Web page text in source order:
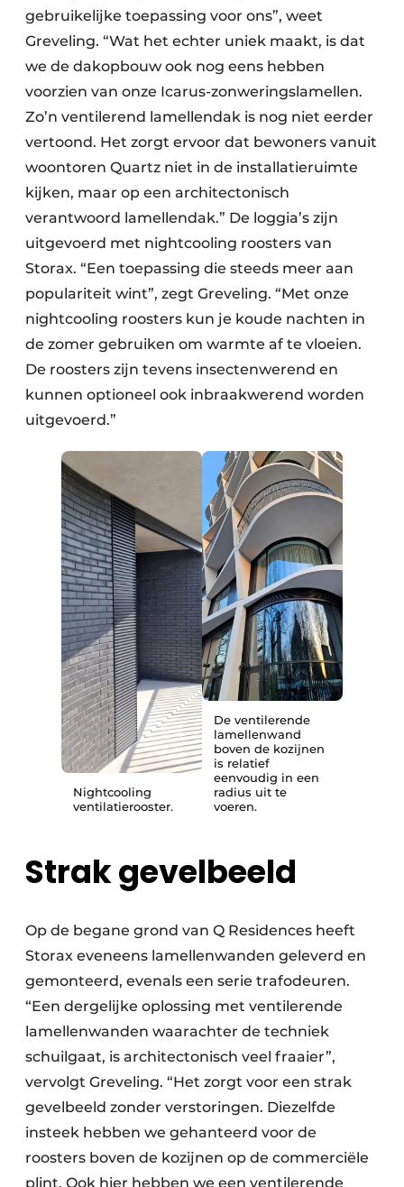
gebruikelijke toepassing voor ons”, weet
Greveling. “Wat het echter uniek maakt, is dat
we de dakopbouw ook nog eens hebben
voorzien van onze Icarus-zonweringslamellen.
Zo’n ventilerend lamellendak is nog niet eerder
vertoond. Het zorgt ervoor dat bewoners vanuit
woontoren Quartz niet in de installatieruimte
kijken, maar op een architectonisch
verantwoord lamellendak.” De loggia’s zijn
uitgevoerd met nightcooling roosters van
Storax. “Een toepassing die steeds meer aan
populariteit wint”, zegt Greveling. “Met onze
nightcooling roosters kun je koude nachten in
de zomer gebruiken om warmte af te vloeien.
De roosters zijn tevens insectenwerend en
kunnen optioneel ook inbraakwerend worden
uitgevoerd.”
Nightcooling
ventilatierooster.
De ventilerende
lamellenwand
boven de kozijnen
is relatief
eenvoudig in een
radius uit te
voeren.
Strak gevelbeeld
Op de begane grond van Q Residences heeft
Storax eveneens lamellenwanden geleverd en
gemonteerd, evenals een serie trafodeuren.
“Een dergelijke oplossing met ventilerende
lamellenwanden waarachter de techniek
schuilgaat, is architectonisch veel fraaier”,
vervolgt Greveling. “Het zorgt voor een strak
gevelbeeld zonder verstoringen. Diezelfde
insteek hebben we gehanteerd voor de
roosters boven de kozijnen op de commerciële
plint. Ook hier hebben we een ventilerende